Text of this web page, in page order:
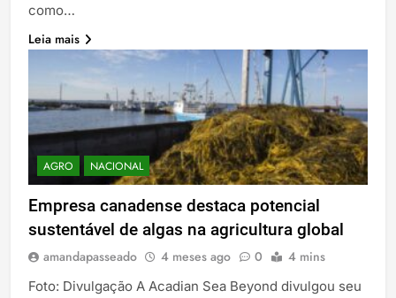
como…
Leia mais
AGRO NACIONAL
Empresa canadense destaca potencial
sustentável de algas na agricultura global
amandapasseado 4 meses ago 0 4 mins
Foto: Divulgação A Acadian Sea Beyond divulgou seu